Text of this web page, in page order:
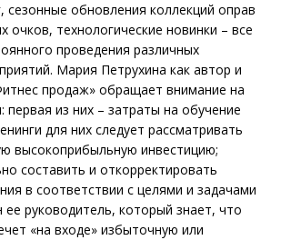
сезонные обновления коллекций оправ
очков, технологические новинки – все
проведения различных
Мария Петрухина как автор и
продаж» обращает внимание на
из них – затраты на обучение
для них следует рассматривать
высокоприбыльную инвестицию;
составить и откорректировать
в соответствии с целями и задачами
руководитель, который знает, что
«на входе» избыточную или